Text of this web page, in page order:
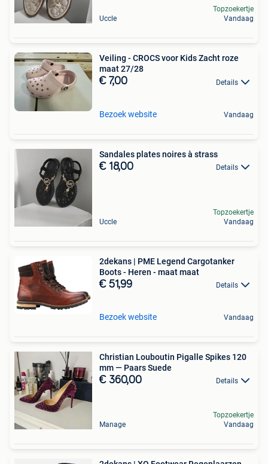
Uccle
Topzoekertje
Vandaag
Veiling - CROCS voor Kids Zacht roze
maat 27/28
€ 7,00 Details
Bezoek website Vandaag
Sandales plates noires à strass
€ 18,00 Details
Uccle
Topzoekertje
Vandaag
2dekans | PME Legend Cargotanker
Boots - Heren - maat maat
€ 51,99 Details
Bezoek website Vandaag
Christian Louboutin Pigalle Spikes 120
mm — Paars Suede
€ 360,00 Details
Manage
Topzoekertje
Vandaag